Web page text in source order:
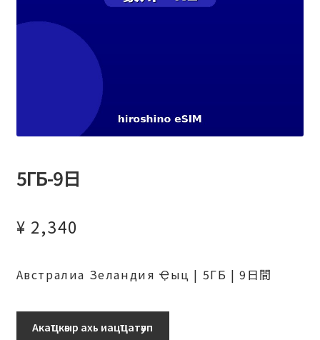
5ГБ-9日
¥ 2,340
Австралиа Зеландия Ҿыц | 5ГБ | 9日間
Акаҵкәыр ахь иацҵатәуп